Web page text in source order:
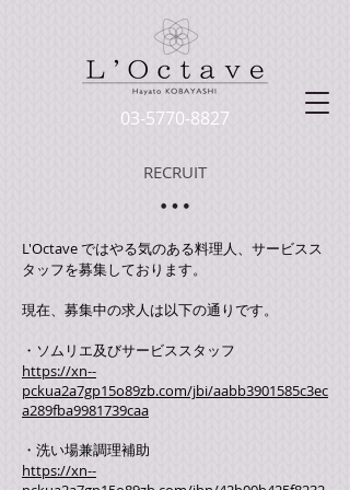
03-5770-8827
RECRUIT
L'Octave ではやる気のある料理人、サービスス
タッフを募集しております。
現在、募集中の求人は以下の通りです。
・ソムリエ及びサービススタッフ
https://xn--
pckua2a7gp15o89zb.com/jbi/aabb3901585c3ec
a289fba9981739caa
・洗い場兼調理補助
https://xn--